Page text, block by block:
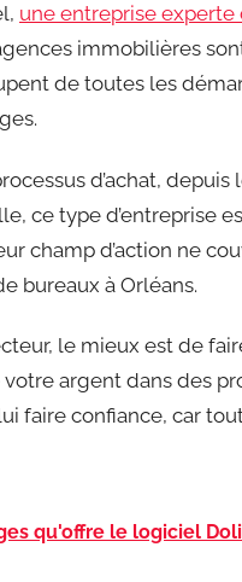
une entreprise experte
immobilières
de toutes les
d’achat, depuis
ce type
champ d’action ne
bureaux à Orléans.
le mieux est de
argent dans des
faire confiance, car
qu'offre le logiciel